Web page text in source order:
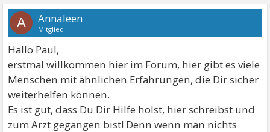
A Annaleen
Mitglied
Hallo Paul,
erstmal willkommen hier im Forum, hier gibt es viele
Menschen mit ähnlichen Erfahrungen, die Dir sicher
weiterhelfen können.
Es ist gut, dass Du Dir Hilfe holst, hier schreibst und
zum Arzt gegangen bist! Denn wenn man nichts